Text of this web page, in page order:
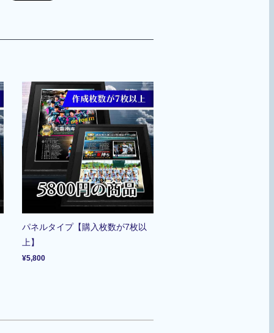
パネルタイプ【購入枚数が7枚以
上】
¥5,800